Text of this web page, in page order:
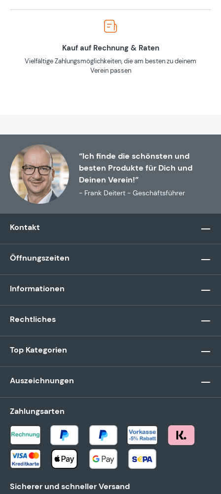
Kauf auf Rechnung & Raten
Vielfältige Zahlungsmöglichkeiten, die am besten zu deinem
Verein passen
“Ich finde die schönsten und
besten Produkte für Dich und
Deinen Verein!”
- Frank Deitert - Geschäftsführer
Kontakt
Öffnungszeiten
Informationen
Rechtliches
Top Kategorien
Auszeichnungen
Zahlungsarten
Sicherer und schneller Versand